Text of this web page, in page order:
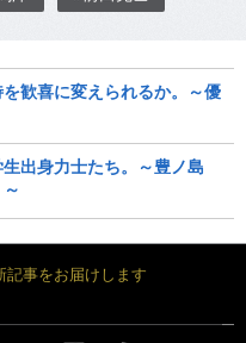
歓喜に変えられるか。～優
出身力士たち。～豊ノ島
記事をお届けします